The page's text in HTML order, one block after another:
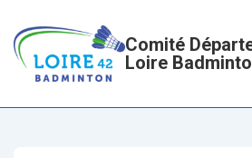
passer
contenu
principal
Comité
Loire